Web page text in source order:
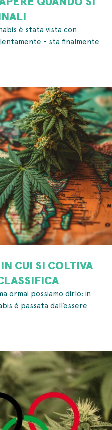
è stata vista con
- sta finalmente
CUI SI COLTIVA
ormai possiamo dirlo: in
è passata dall’essere